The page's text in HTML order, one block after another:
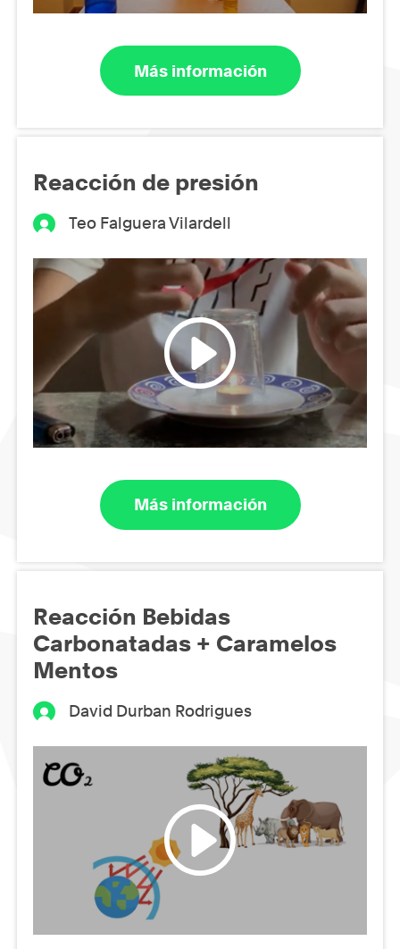
Más información
Reacción de presión
Teo Falguera Vilardell
Más información
Reacción Bebidas
Carbonatadas + Caramelos
Mentos
David Durban Rodrigues